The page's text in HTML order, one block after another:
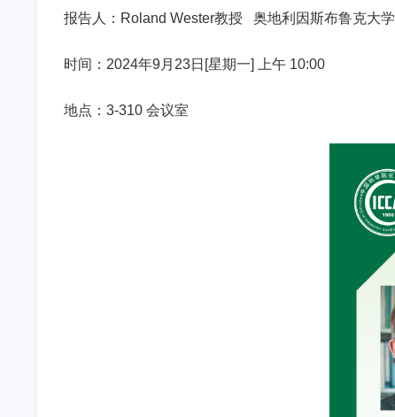
报告人：Roland Wester教授 奥地利因斯布鲁克大学
时间：2024年9月23日[星期一] 上午 10:00
地点：3-310 会议室